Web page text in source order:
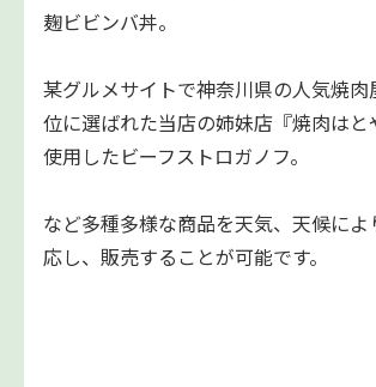
麹ビビンバ丼。
某グルメサイトで神奈川県の人気焼肉
位に選ばれた当店の姉妹店『焼肉はと
使用したビーフストロガノフ。
など多種多様な商品を天気、天候によ
応し、販売することが可能です。